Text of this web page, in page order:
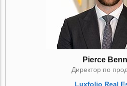
Pierce
Директор по
Luxfolio Real